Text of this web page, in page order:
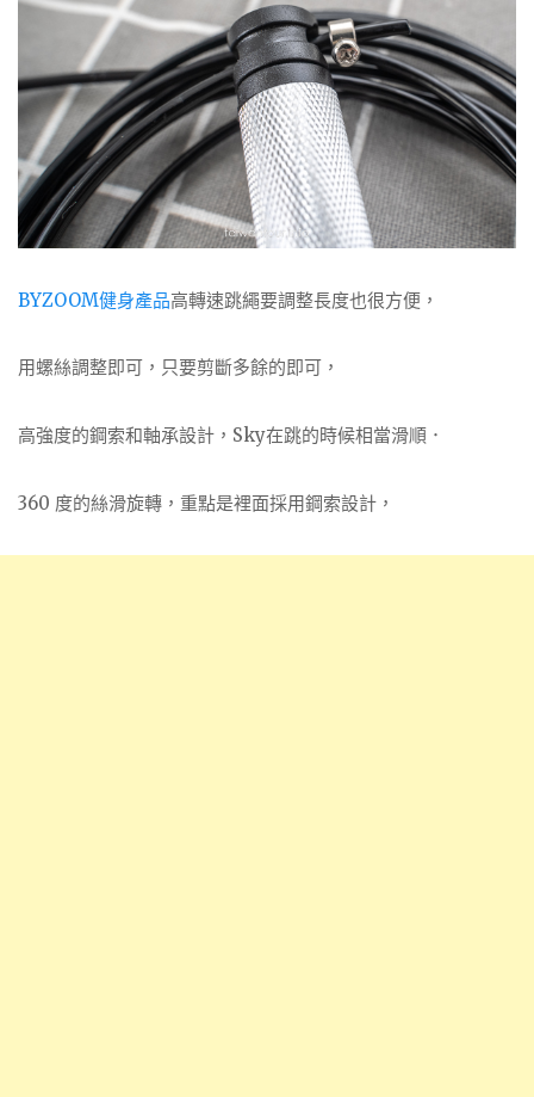
BYZOOM健身產品高轉速跳繩要調整長度也很方便，
用螺絲調整即可，只要剪斷多餘的即可，
高強度的鋼索和軸承設計，Sky在跳的時候相當滑順．
360 度的絲滑旋轉，重點是裡面採用鋼索設計，